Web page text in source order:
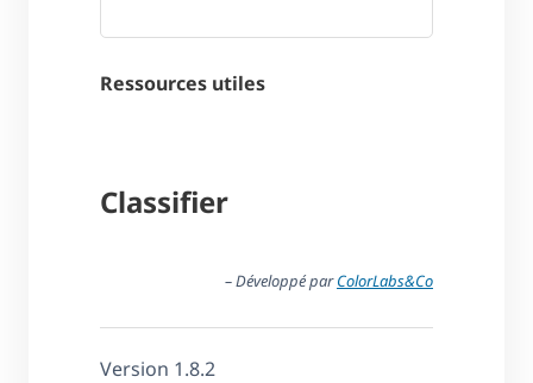
Ressources utiles
Classifier
– Développé parColorLabs&Co
Version 1.8.2